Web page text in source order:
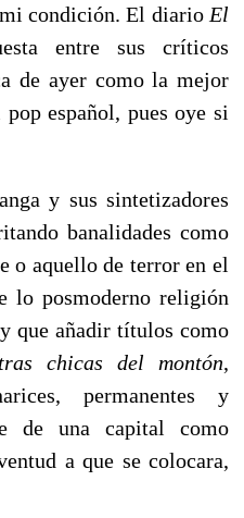
condición. El diario El
entre sus críticos
de ayer como la mejor
español, pues oye si
y sus sintetizadores
banalidades como
o aquello de terror en el
lo posmoderno religión
que añadir títulos como
chicas del montón,
permanentes y
de una capital como
a que se colocara,